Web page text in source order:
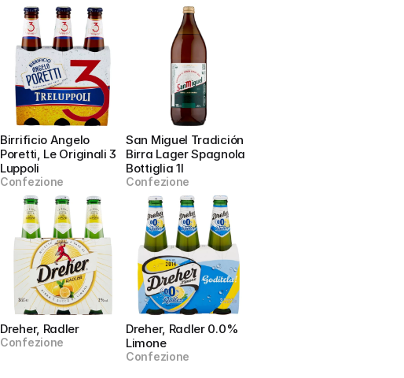
Birrificio Angelo
Poretti, Le Originali 3
Luppoli
Confezione
San Miguel Tradición
Birra Lager Spagnola
Bottiglia 1l
Confezione
Dreher, Radler
Confezione
Dreher, Radler 0.0%
Limone
Confezione